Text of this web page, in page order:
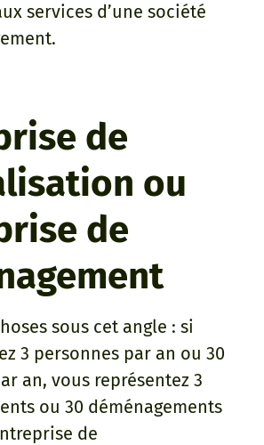
services d’une société
de
ou
de
sous cet angle : si
3 personnes par an ou 30
an, vous représentez 3
ou 30 déménagements
de